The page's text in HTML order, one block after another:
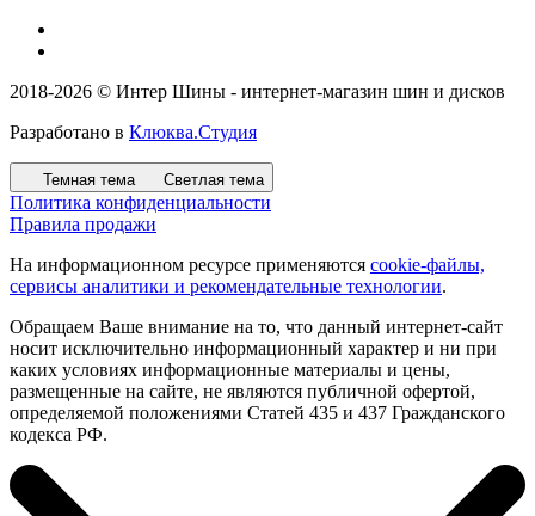
2018-2026 © Интер Шины - интернет-магазин шин и дисков
Разработано в Клюква.Студия
Темная тема Светлая тема
Политика конфиденциальности
Правила продажи
На информационном ресурсе применяются cookie-файлы,
сервисы аналитики и рекомендательные технологии.
Обращаем Ваше внимание на то, что данный интернет-сайт
носит исключительно информационный характер и ни при
каких условиях информационные материалы и цены,
размещенные на сайте, не являются публичной офертой,
определяемой положениями Статей 435 и 437 Гражданского
кодекса РФ.